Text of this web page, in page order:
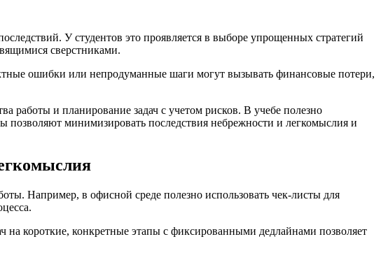
У студентов это проявляется в выборе упрощенных стратегий
сверстниками.
ошибки или непродуманные шаги могут вызывать финансовые потери,
работы и планирование задач с учетом рисков. В учебе полезно
позволяют минимизировать последствия небрежности и легкомыслия и
Например, в офисной среде полезно использовать чек-листы для
на короткие, конкретные этапы с фиксированными дедлайнами позволяет